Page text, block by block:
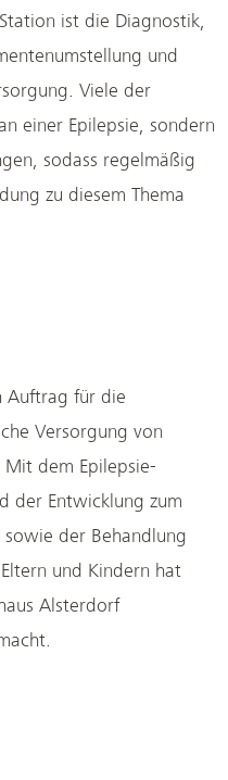
ist die Diagnostik,
und
Viele der
einer Epilepsie, sondern
sodass regelmäßig
zu diesem Thema
Auftrag für die
Versorgung von
dem Epilepsie-
der Entwicklung zum
sowie der Behandlung
und Kindern hat
Alsterdorf